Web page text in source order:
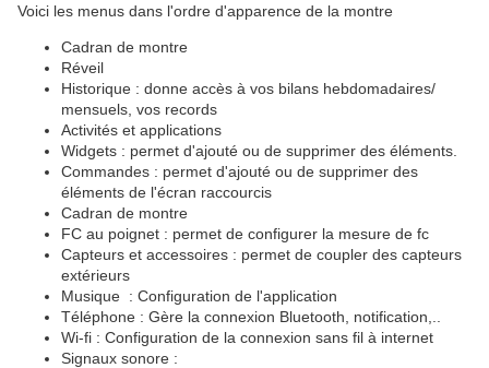
Voici les menus dans l'ordre d'apparence de la montre
Cadran de montre
Réveil
Historique : donne accès à vos bilans hebdomadaires/
mensuels, vos records
Activités et applications
Widgets : permet d'ajouté ou de supprimer des éléments.
Commandes : permet d'ajouté ou de supprimer des
éléments de l'écran raccourcis
Cadran de montre
FC au poignet : permet de configurer la mesure de fc
Capteurs et accessoires : permet de coupler des capteurs
extérieurs
Musique : Configuration de l'application
Téléphone : Gère la connexion Bluetooth, notification,..
Wi-fi : Configuration de la connexion sans fil à internet
Signaux sonore :